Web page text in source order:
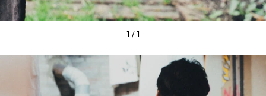
1 /1